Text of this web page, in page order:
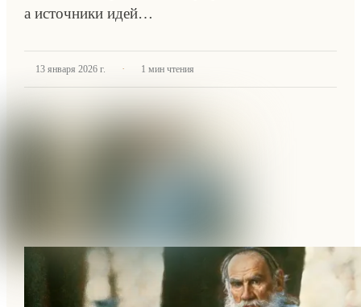
а источники идей…
13 января 2026 г. · 1 мин чтения